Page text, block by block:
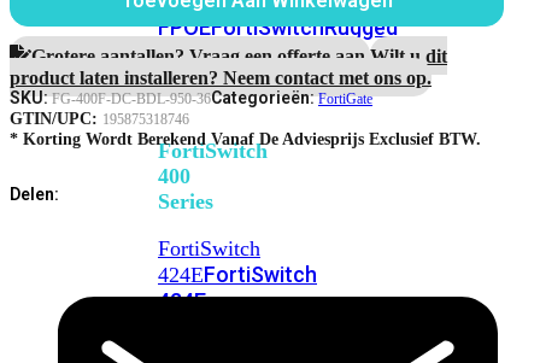
FPOEFortiSwitchRugged
216F-
POE
FortiSwitch
400
Series
FortiSwitch
424EFortiSwitch
424E-
36
Maanden
Unified
Threat
Protection
aantal
Grotere aantallen? Vraag een offerte aan.Wilt u dit
product laten installeren? Neem contact met ons op.
SKU:FG-400F-DC-BDL-950-36Categorieën:FortiGate
GTIN/UPC: 195875318746
* Korting Wordt Berekend Vanaf De Adviesprijs Exclusief BTW.
Delen: